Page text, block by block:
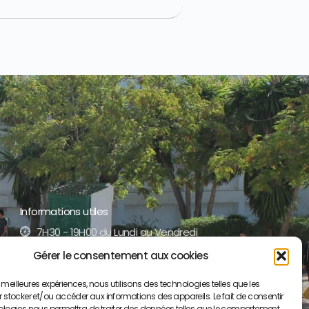
Gérer le consentement aux cookies
meilleures expériences, nous utilisons des technologies telles que les
stocker et/ou accéder aux informations des appareils. Le fait de consentir
Informations utiles
7H30 - 19H00 du Lundi au Vendredi
+212 5 35 52 17 51 /52
contact@lyceepaulvalery-ma.org